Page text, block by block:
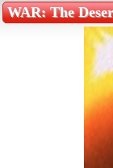
WAR: The